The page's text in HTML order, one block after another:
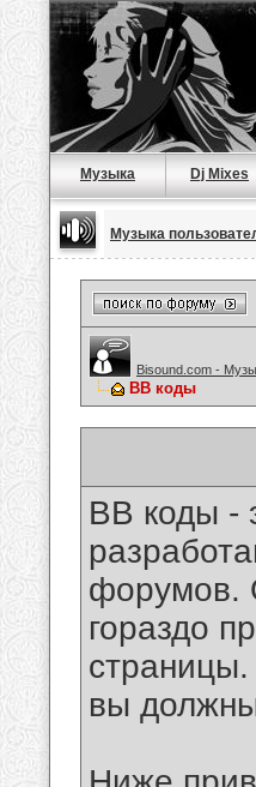
Музыка Dj Mixes
Музыка
Bisound.com -
BB коды
BB коды -
форумов.
гораздо
вы